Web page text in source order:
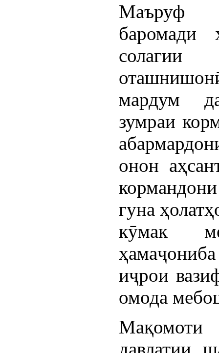
Маъруф
солагии
мардум
зумраи
онон
гуна
кӯмак
иҷрои
омода
давлатии